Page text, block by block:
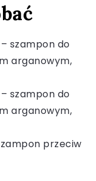
szampon do
arganowym,
szampon do
arganowym,
przeciw